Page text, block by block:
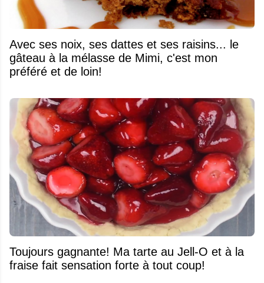
Avec ses noix, ses dattes et ses raisins... le
gâteau à la mélasse de Mimi, c'est mon
préféré et de loin!
Toujours gagnante! Ma tarte au Jell-O et à la
fraise fait sensation forte à tout coup!